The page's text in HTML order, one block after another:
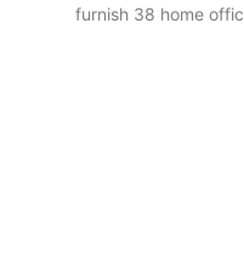
furnish 38 home